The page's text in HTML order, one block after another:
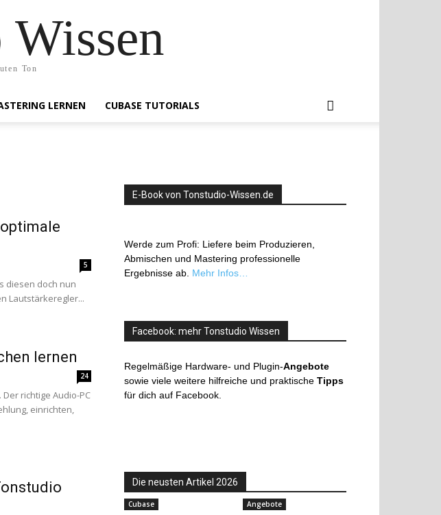
Ton
LERNEN CUBASE TUTORIALS
5
diesen doch nun
Lautstärkeregler...
lernen
24
richtige Audio-PC
einrichten,
E-Book von Tonstudio-Wissen.de
Werde zum Profi: Liefere beim Produzieren,
Abmischen und Mastering professionelle
Ergebnisse ab. Mehr Infos…
Facebook: mehr Tonstudio Wissen
Regelmäßige Hardware- und Plugin-Angebote
sowie viele weitere hilfreiche und praktische Tipps
für dich auf Facebook.
Die neusten Artikel 2026
Cubase Angebote